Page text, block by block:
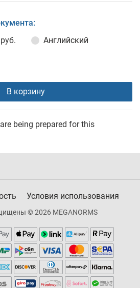
Английский
В корзину
being prepared for this
Условия использования
© 2026 MEGANORMS